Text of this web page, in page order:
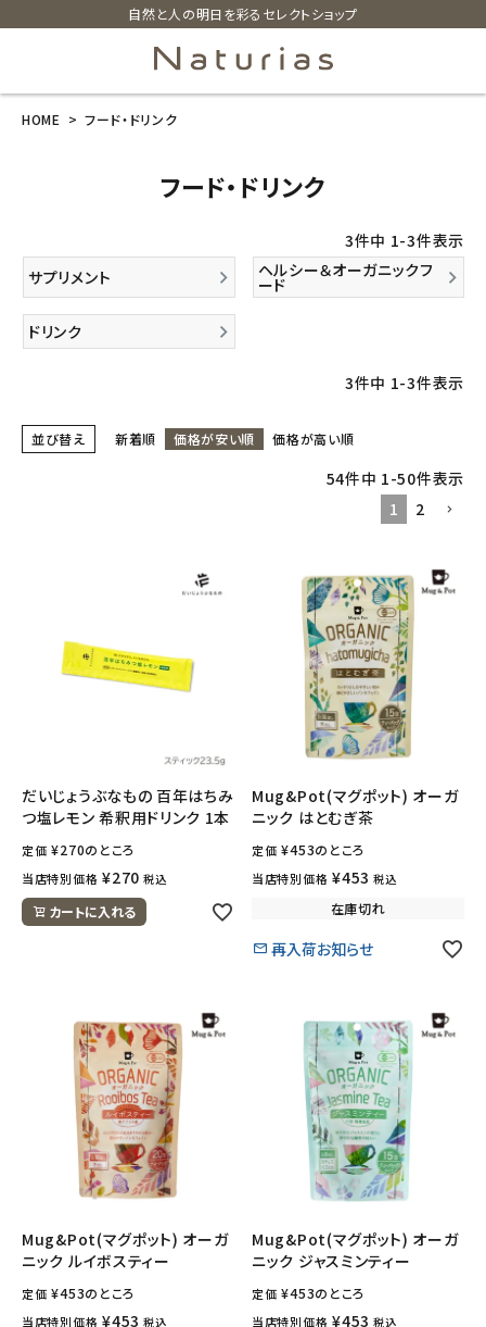
自然と人の明日を彩るセレクトショップ
新商品
カテゴリーから探す
衛生用品
インナー・下着・ナイトウェア
キッズ・ベビー・マタニティ
ブランド
定期購入
オリジナルブランド
エコリュクス
エコメイト
ナチュラプラス
アルマウィン
アルモニベルツ
コラム・スタッフのおすすめ
HOME フード・ドリンク
フード・ドリンク
3件中 1-3件表示
サプリメント
ヘルシー＆オーガニックフ
ード
ドリンク
3件中 1-3件表示
並び替え 新着順 価格が安い順 価格が高い順
54件中 1-50件表示
1
2
だいじょうぶなもの 百年はちみ
つ塩レモン 希釈用ドリンク 1本
定価 ¥270のところ
当店特別価格 ¥270 税込
カートに入れる
Mug&Pot(マグポット) オーガ
ニック はとむぎ茶
定価 ¥453のところ
当店特別価格 ¥453 税込
在庫切れ
再入荷お知らせ
Mug&Pot(マグポット) オーガ
ニック ルイボスティー
定価 ¥453のところ
当店特別価格 ¥453 税込
Mug&Pot(マグポット) オーガ
ニック ジャスミンティー
定価 ¥453のところ
当店特別価格 ¥453 税込